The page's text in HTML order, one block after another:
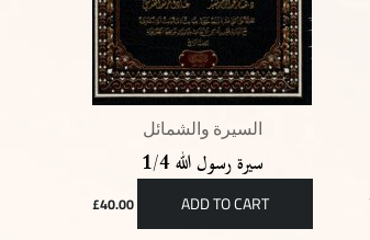
السيرة والشمائل
سيرة رسول الله 1/4
£40.00 ADD TO CART